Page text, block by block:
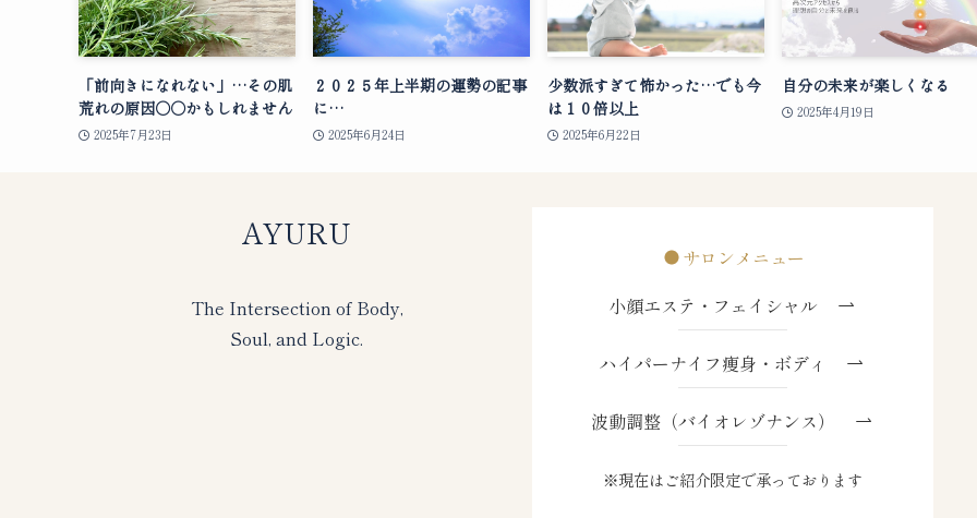
「前向きになれない」…その肌
荒れの原因○○かもしれません
2025年7月23日
２０２５年上半期の運勢の記事
に…
2025年6月24日
少数派すぎて怖かった…でも今
は１０倍以上
2025年6月22日
自分の未来が楽しくなる
2025年4月19日
AYURU
The Intersection of Body,
Soul, and Logic.
サロンメニュー
小顔エステ・フェイシャル
ハイパーナイフ痩身・ボディ
波動調整（バイオレゾナンス）
※現在はご紹介限定で承っております